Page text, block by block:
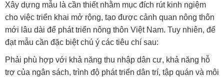
Xây dựng mẫu là cần thiết nhằm mục đích rút kinh ngiệm
cho việc triển khai mở rộng, tạo được cảnh quan nông thôn
mới lâu dài để phát triển nông thôn Việt Nam. Tuy nhiên, để
đạt mẫu cần đặc biệt chú ý các tiêu chí sau:
Phải phù hợp với khả năng thu nhập dân cư, khả năng hỗ
trợ của ngân sách, trình độ phát triển dân trí, tập quán và môi